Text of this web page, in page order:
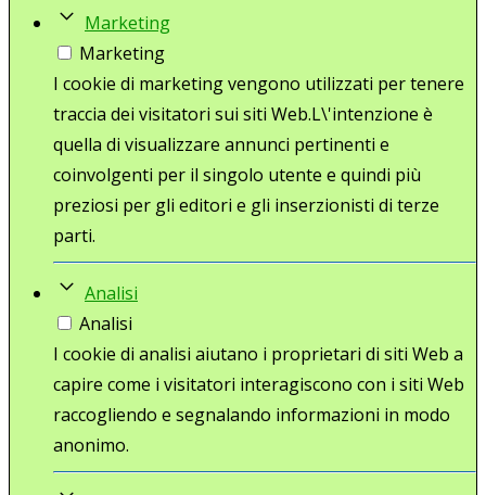
Marketing
Marketing
I cookie di marketing vengono utilizzati per tenere
traccia dei visitatori sui siti Web.L\'intenzione è
quella di visualizzare annunci pertinenti e
coinvolgenti per il singolo utente e quindi più
preziosi per gli editori e gli inserzionisti di terze
parti.
Analisi
Analisi
I cookie di analisi aiutano i proprietari di siti Web a
capire come i visitatori interagiscono con i siti Web
raccogliendo e segnalando informazioni in modo
anonimo.